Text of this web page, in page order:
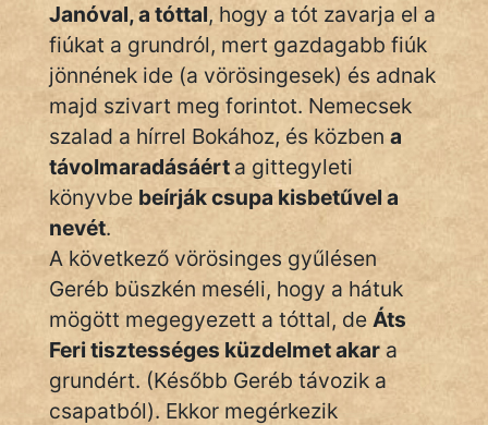
Janóval, a tóttal, hogy a tót zavarja el a
fiúkat a grundról, mert gazdagabb fiúk
jönnének ide (a vörösingesek) és adnak
majd szivart meg forintot. Nemecsek
szalad a hírrel Bokához, és közben a
távolmaradásáért a gittegyleti
könyvbe beírják csupa kisbetűvel a
nevét.
A következő vörösinges gyűlésen
Geréb büszkén meséli, hogy a hátuk
mögött megegyezett a tóttal, de Áts
Feri tisztességes küzdelmet akar a
grundért. (Később Geréb távozik a
csapatból). Ekkor megérkezik